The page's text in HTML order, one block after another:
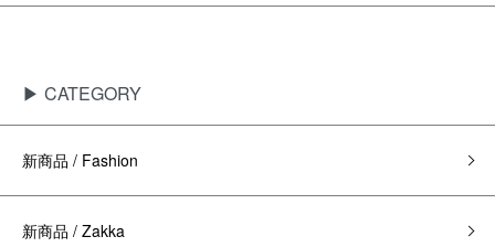
▶ CATEGORY
新商品 / Fashion
新商品 / Zakka